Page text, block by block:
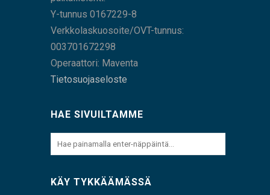
Y-tunnus 0167229-8
Verkkolaskuosoite/OVT-tunnus:
003701672298
Operaattori: Maventa
Tietosuojaseloste
HAE SIVUILTAMME
KÄY TYKKÄÄMÄSSÄ